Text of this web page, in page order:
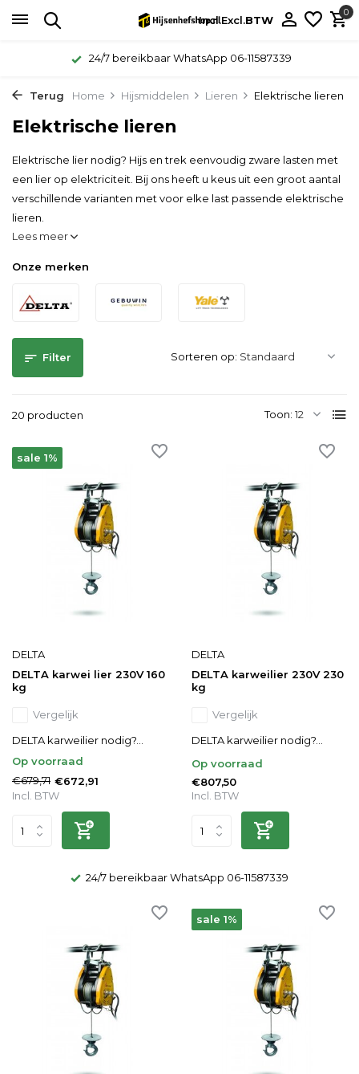
Incl.Excl.BTW
0
24/7 bereikbaar WhatsApp 06-11587339
Terug Home Hijsmiddelen Lieren Elektrische lieren
Elektrische lieren
Elektrische lier nodig? Hijs en trek eenvoudig zware lasten met
een lier op elektriciteit. Bij ons heeft u keus uit een groot aantal
verschillende varianten met voor elke last passende elektrische
lieren.
Lees meer
Onze merken
Filter
20 producten Toon:
Sorteren op:
sale 1%
DELTA
DELTA karwei lier 230V 160
kg
Vergelijk
DELTA karweilier nodig?...
Op voorraad
€679,71 €672,91
Incl. BTW
DELTA
DELTA karweilier 230V 230
kg
Vergelijk
DELTA karweilier nodig?...
Op voorraad
€807,50
Incl. BTW
24/7 bereikbaar WhatsApp 06-11587339
sale 1%